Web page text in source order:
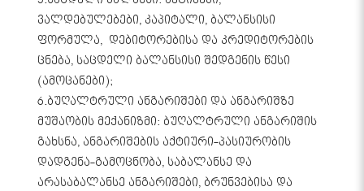
ვალდებულებები, კაპიტალი, ბალანსისი
ფორმულა, დებიტორებისა და კრედიტორების
ცნება, საცდელი ბალანსისი შედგენის წესი
(ამოცანები);
6.ბუღალტრული ანგარიშები და ანგარიშზე
მუშაობის მექანიზმი: ბუღალტრული ანგარიშის
გახსნა, ანგარიშების აქტიური-პასიურობის
დადგენა-გამოცნობა, საბალანსე და
არასაბალანსე ანგარიშები, ბრუნვებისა და